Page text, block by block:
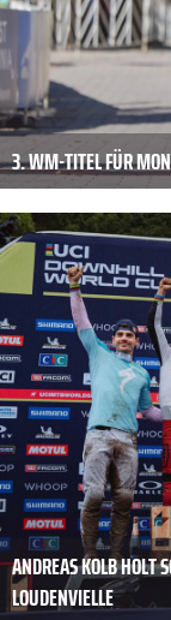
3. WM-TITEL FÜR
ANDREAS KOLB HOLT
LOUDENVIELLE